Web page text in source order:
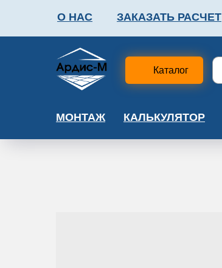
О НАС ЗАКАЗАТЬ РАСЧЕТ
ФАЛЬШПОЛ
Каталог
МОНТАЖ КАЛЬКУЛЯТОР